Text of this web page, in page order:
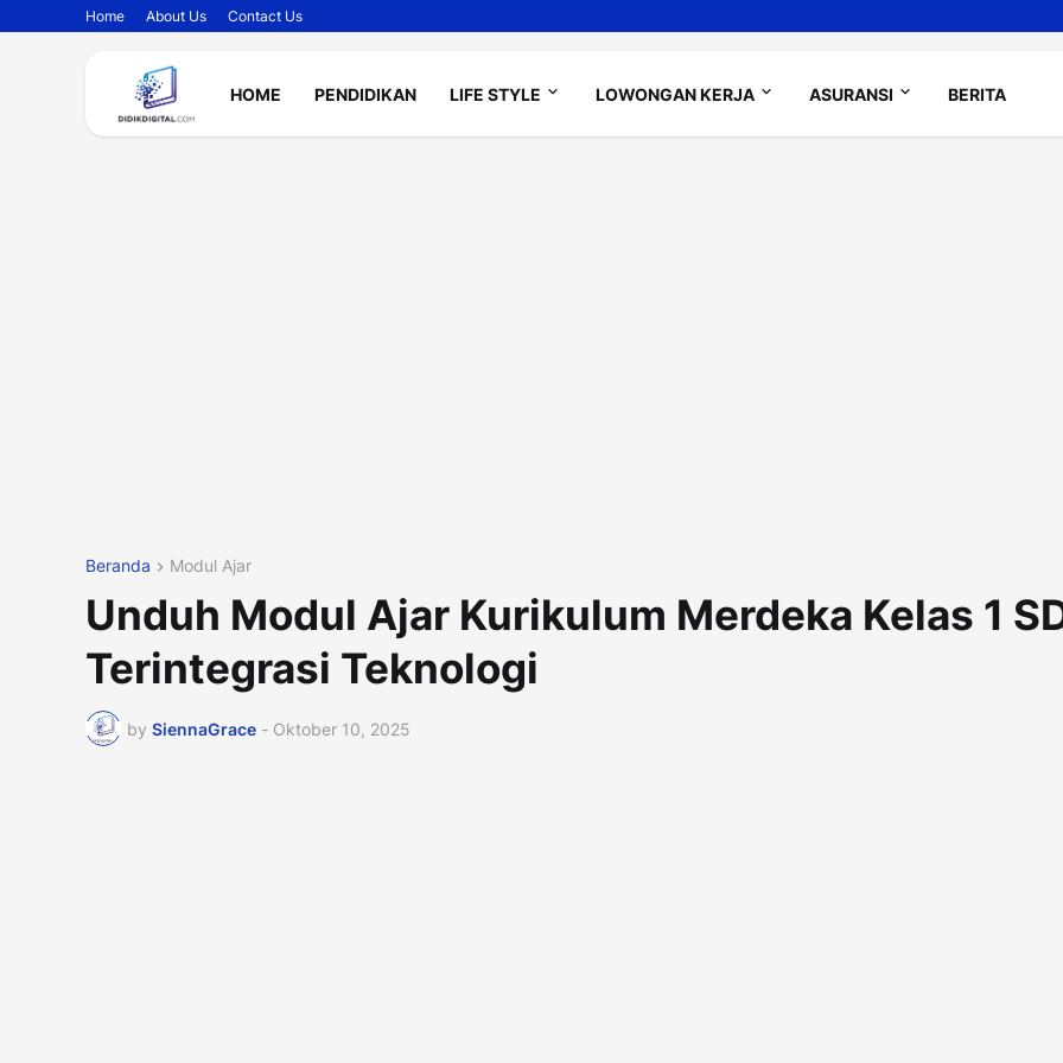
Home About Us Contact Us
HOME PENDIDIKAN LIFE STYLE LOWONGAN KERJA ASURANSI BERITA
Beranda Modul Ajar
Unduh Modul Ajar Kurikulum Merdeka Kelas 1
Terintegrasi Teknologi
by SiennaGrace - Oktober 10, 2025